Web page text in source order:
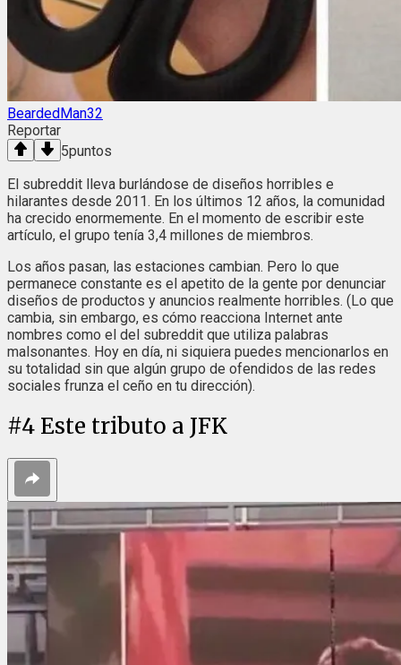
BeardedMan32
Reportar
5puntos
El subreddit lleva burlándose de diseños horribles e
hilarantes desde 2011. En los últimos 12 años, la comunidad
ha crecido enormemente. En el momento de escribir este
artículo, el grupo tenía 3,4 millones de miembros.
Los años pasan, las estaciones cambian. Pero lo que
permanece constante es el apetito de la gente por denunciar
diseños de productos y anuncios realmente horribles. (Lo que
cambia, sin embargo, es cómo reacciona Internet ante
nombres como el del subreddit que utiliza palabras
malsonantes. Hoy en día, ni siquiera puedes mencionarlos en
su totalidad sin que algún grupo de ofendidos de las redes
sociales frunza el ceño en tu dirección).
#4 Este tributo a JFK